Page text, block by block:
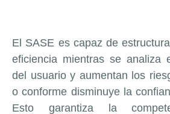
El SASE es capaz de
eficiencia mientras se analiza
del usuario y aumentan los
o conforme disminuye la
Esto garantiza la